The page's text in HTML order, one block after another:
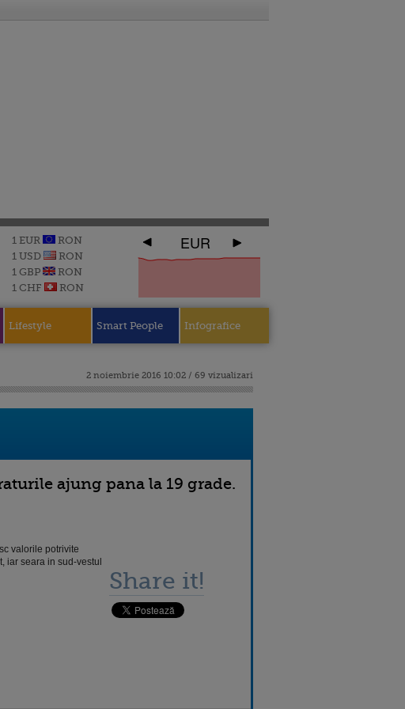
1 EUR
RON
1 USD
RON
1 GBP
RON
1 CHF
RON
EUR
Lifestyle Smart People Infografice
2 noiembrie 2016 10:02 / 69 vizualizari
ajung pana la 19 grade.
valorile potrivite
iar seara in sud-vestul
Share it!